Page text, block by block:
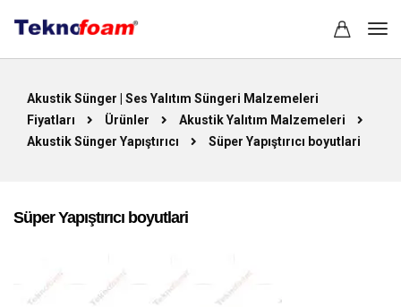
Akustik Sünger | Ses Yalıtım Süngeri Malzemeleri
Fiyatları
Ürünler
Akustik Yalıtım Malzemeleri
Akustik Sünger Yapıştırıcı
Süper Yapıştırıcı boyutlari
Süper Yapıştırıcı boyutlari